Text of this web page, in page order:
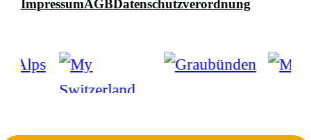
ImpressumAGBDatenschutzverordnung